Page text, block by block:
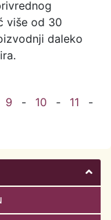
više od 30
daleko
9 - 10 - 11
-